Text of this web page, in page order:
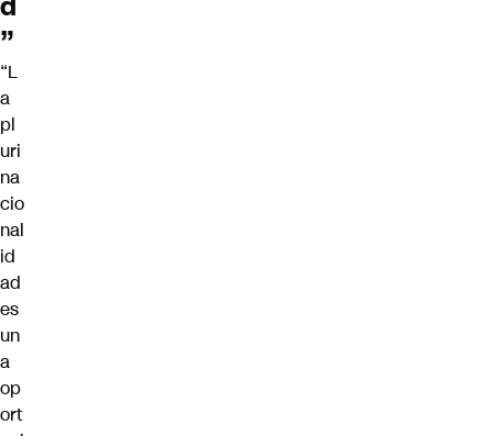
”
“L
a
pl
uri
na
cio
nal
id
ad
es
un
a
op
ort